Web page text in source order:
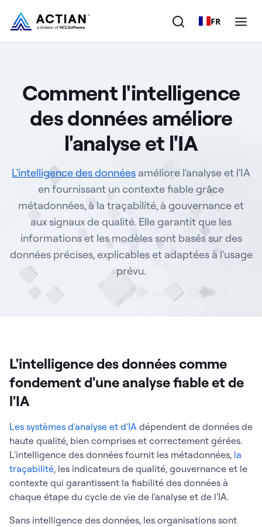
FR
Solutions
Clients
Ressources
Comment l'intelligence
des données améliore
l'analyse et l'IA
L'intelligence des données améliore l'analyse et l'IA
en fournissant un contexte fiable grâce
métadonnées, à la traçabilité, à gouvernance et
aux signaux de qualité. Elle garantit que les
informations et les modèles sont basés sur des
données précises, explicables et adaptées à l'usage
prévu.
L'intelligence des données comme
fondement d'une analyse fiable et de
l'IA
Les systèmes d'analyse et d'IA dépendent de données de
haute qualité, bien comprises et correctement gérées.
L'intelligence des données fournit les métadonnées, la
traçabilité, les indicateurs de qualité, gouvernance et le
contexte qui garantissent la fiabilité des données à
chaque étape du cycle de vie de l'analyse et de l'IA.
Sans intelligence des données, les organisations sont